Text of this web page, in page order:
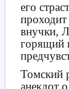
его
внучки,
горящий
Томский
анекдот